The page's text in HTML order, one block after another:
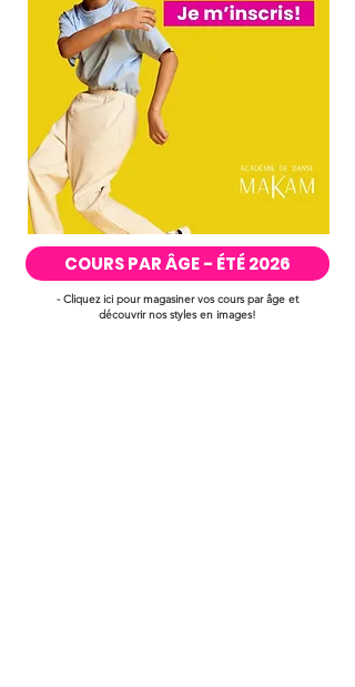
COURS PAR ÂGE - ÉTÉ 2026
- Cliquez ici pour magasiner vos cours par âge et
découvrir nos styles en images!